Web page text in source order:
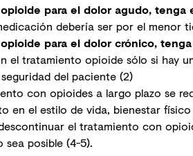
para el dolor agudo, tenga
debería ser por el menor
para el dolor crónico,
el tratamiento opioide sólo si hay
del paciente (2)
con opioides a largo plazo se
en el estilo de vida, bienestar
el tratamiento con
sea posible (4-5).